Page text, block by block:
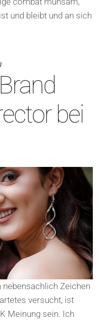
und bleibt und an sich
bei
Zeichen
versucht, ist
Meinung sein. Ich